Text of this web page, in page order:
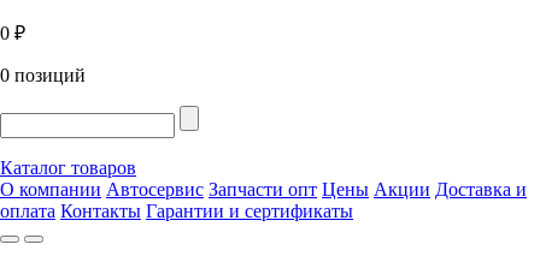
0 ₽
0 позиций
Каталог товаров
О компании Автосервис Запчасти опт Цены Акции Доставка и
оплата Контакты Гарантии и сертификаты